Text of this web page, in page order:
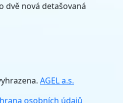
dvě nová detašovaná
AGEL a.s.
osobních údajů